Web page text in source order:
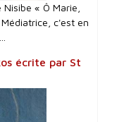
« Ô Marie,
c'est en
écrite par St